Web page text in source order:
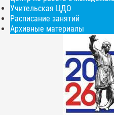
Учительская ЦДО
Расписание занятий
Архивные материалы